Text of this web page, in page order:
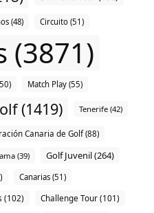
(48) Circuito (51)
(3871)
Match Play (55)
(1419) Tenerife (42)
Canaria de Golf (88)
(39) Golf Juvenil (264)
Canarias (51)
(102) Challenge Tour (101)